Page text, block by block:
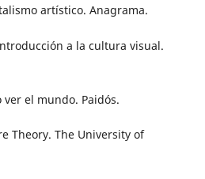
artístico. Anagrama.
a la cultura visual.
ver el mundo. Paidós.
Theory. The University of